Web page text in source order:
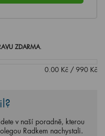
ZDARMA.
0.00 Kč / 990 Kč
v naší poradně, kterou
Radkem nachystali.